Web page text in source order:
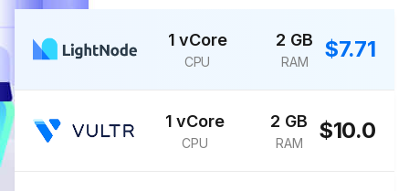
1 vCore
CPU
2 GB
RAM $7.71
1 vCore
CPU
2 GB
RAM $10.0